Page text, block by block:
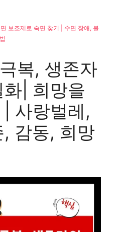
보조제로 숙면 찾기 | 수면 장애, 불
복, 생존자
| 희망을
사랑벌레,
감동, 희망